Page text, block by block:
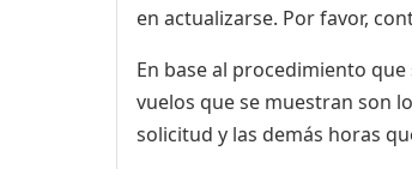
en actualizarse. Por favor,
En base al procedimiento
vuelos que se muestran son
solicitud y las demás horas